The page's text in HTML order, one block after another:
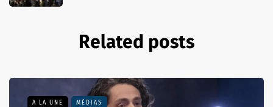
Related posts
A LA UNE MÉDIAS